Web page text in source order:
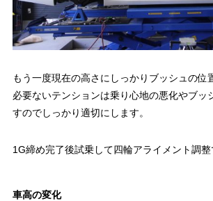
もう一度現在の高さにしっかりブッシュの位
必要ないテンションは乗り心地の悪化やブッ
すのでしっかり適切にします。
1G締め完了後試乗して四輪アライメント調整
車高の変化